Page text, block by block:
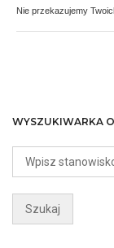
Nie przekazujemy
WYSZUKIWARKA